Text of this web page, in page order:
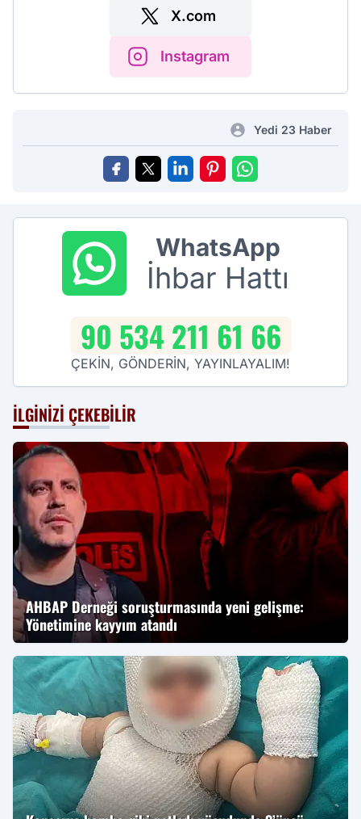
X.com
Instagram
Yedi 23 Haber
WhatsApp
İhbar Hattı
90 534 211 61 66
ÇEKİN, GÖNDERİN, YAYINLAYALIM!
İLGINIZI ÇEKEBILIR
AHBAP Derneği soruşturmasında yeni gelişme:
Yönetimine kayyım atandı